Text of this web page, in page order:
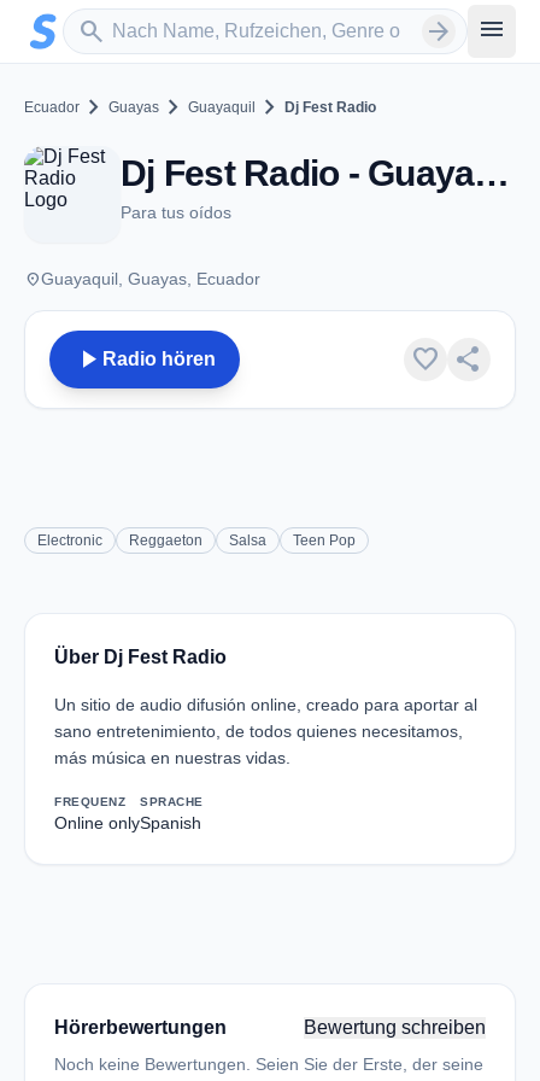
Zum Hauptinhalt springen
search
Sender suchen arrow_forward menu
Ecuador chevron_right Guayas chevron_right Guayaquil chevron_right Dj Fest Radio
Dj Fest Radio - Guayaquil
Para tus oídos
placeGuayaquil, Guayas, Ecuador
play_arrow Radio hören favorite share
Electronic Reggaeton Salsa Teen Pop
Über Dj Fest Radio
Un sitio de audio difusión online, creado para aportar al
sano entretenimiento, de todos quienes necesitamos,
más música en nuestras vidas.
FREQUENZ
Online only
SPRACHE
Spanish
Hörerbewertungen Bewertung schreiben
Noch keine Bewertungen. Seien Sie der Erste, der seine